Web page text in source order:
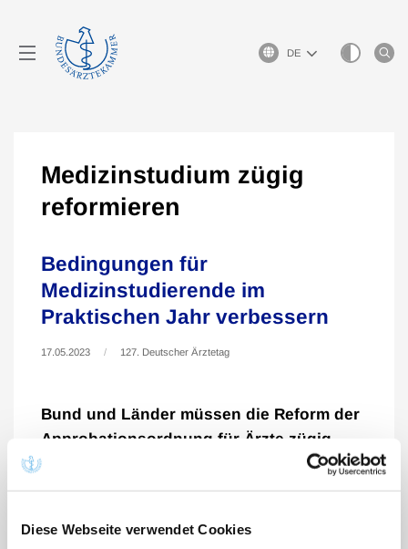
Diese Webseite verwendet Cookies
Sprachauswahl
Medizinstudium zügig
reformieren
Bedingungen für
Medizinstudierende im
Praktischen Jahr verbessern
17.05.2023 127. Deutscher Ärztetag
Bund und Länder müssen die Reform der
Approbationsordnung für Ärzte zügig
voranbringen. Das hat der 127. Deutsche
Ärztetag gefordert. Zukünftige Ärztinnen
praxisnahen Ausbildung an Patientinnen